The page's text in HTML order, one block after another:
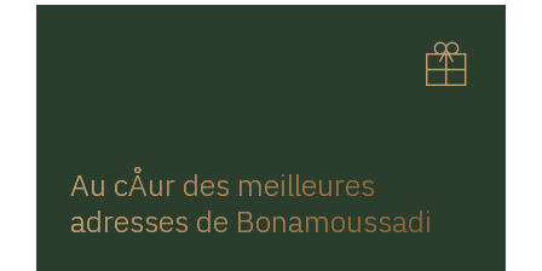
Au cÅur des meilleures
adresses de Bonamoussadi